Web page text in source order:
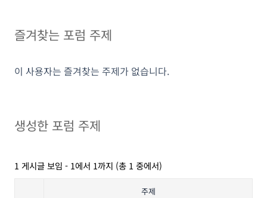
즐겨찾는 포럼 주제
이 사용자는 즐겨찾는 주제가 없습니다.
생성한 포럼 주제
1 게시글 보임 - 1에서 1까지 (총 1 중에서)
주제